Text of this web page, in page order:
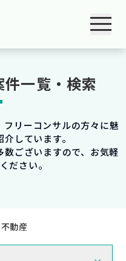
一覧・検索
リーコンサルの方々に魅
しています。
数ございますので、お気軽
ださい。
動産